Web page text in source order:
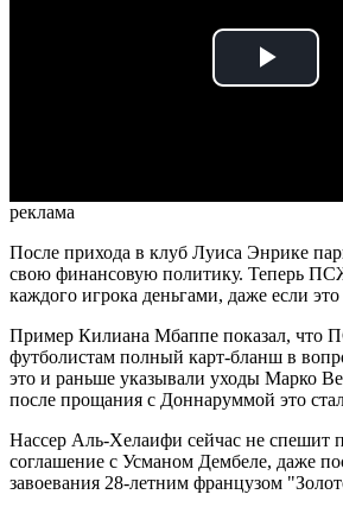
Play
реклама
После прихода в клуб Луиса Энрике
свою финансовую политику. Теперь
каждого игрока деньгами, даже если это
Пример Килиана Мбаппе показал, что
футболистам полный карт-бланш в
это и раньше указывали уходы Марко
после прощания с Доннаруммой это
Нассер Аль-Хелаифи сейчас не спешит
соглашение с Усманом Дембеле, даже
завоевания 28-летним французом